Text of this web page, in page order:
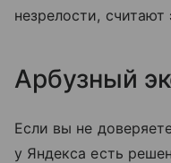
незрелости, считают
Арбузный
Если вы не
у Яндекса есть